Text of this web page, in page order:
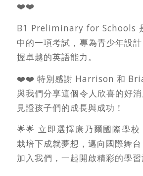
❤️❤️
B1 Preliminary for Schools
中的一項考試，專為青少年設
握卓越的英語能力。
❤️❤️ 特別感謝 Harrison 和
與我們分享這個令人欣喜的好
見證孩子們的成長與成功！
🌟🌟 立即選擇康乃爾國際學
栽培下成就夢想，邁向國際舞台
加入我們，一起開啟精彩的學